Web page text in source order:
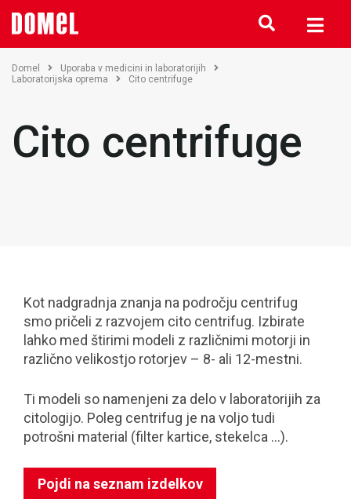
Domel
Uporaba v medicini in laboratorijih
Laboratorijska oprema
Cito centrifuge
Cito centrifuge
Kot nadgradnja znanja na področju centrifug
smo pričeli z razvojem cito centrifug. Izbirate
lahko med štirimi modeli z različnimi motorji in
različno velikostjo rotorjev – 8- ali 12-mestni.
Ti modeli so namenjeni za delo v laboratorijih za
citologijo. Poleg centrifug je na voljo tudi
potrošni material (filter kartice, stekelca ...).
Pojdi na seznam izdelkov